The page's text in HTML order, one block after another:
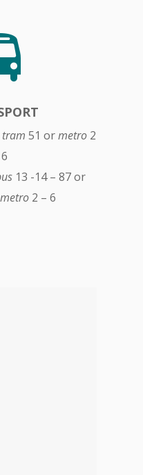
tram 51 ormetro2
13 -14 – 87 or
metro 2 – 6